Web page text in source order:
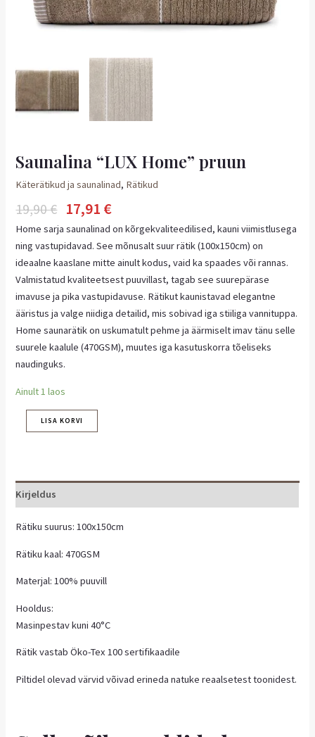
Saunalina “LUX Home” pruun
Käterätikud ja saunalinad, Rätikud
19,90€ 17,91 €
Home sarja saunalinad on kõrgekvaliteedilised, kauni viimistlusega
ning vastupidavad. See mõnusalt suur rätik (100x150cm) on
ideaalne kaaslane mitte ainult kodus, vaid ka spaades või rannas.
Valmistatud kvaliteetsest puuvillast, tagab see suurepärase
imavuse ja pika vastupidavuse. Rätikut kaunistavad elegantne
ääristus ja valge niidiga detailid, mis sobivad iga stiiliga vannituppa.
Home saunarätik on uskumatult pehme ja äärmiselt imav tänu selle
suurele kaalule (470GSM), muutes iga kasutuskorra tõeliseks
naudinguks.
Ainult 1 laos
LISA KORVI
Kirjeldus
Rätiku suurus: 100x150cm
Rätiku kaal: 470GSM
Materjal: 100% puuvill
Hooldus:
Masinpestav kuni 40°C
Rätik vastab Öko-Tex 100 sertifikaadile
Piltidel olevad värvid võivad erineda natuke reaalsetest toonidest.